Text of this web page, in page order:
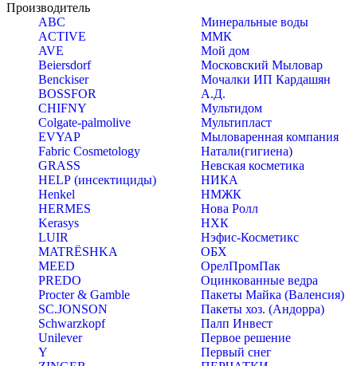
Производитель
ABC
ACTIVE
AVE
Beiersdorf
Benckiser
BOSSFOR
CHIFNY
Colgate-palmolive
EVYAP
Fabric Cosmetology
GRASS
HELP (инсектициды)
Henkel
HERMES
Kerasys
LUIR
MATRЁSHKA
MEED
PREDO
Procter & Gamble
SC.JONSON
Schwarzkopf
Unilever
Y
Минеральные воды
ММК
Мой дом
Московский Мыловар
Мочалки ИП Кардашян
А.Д.
Мультидом
Мультипласт
Мыловаренная компания
Натали(гигиена)
Невская косметика
НИКА
НМЖК
Нова Ролл
НХК
Нэфис-Косметикс
ОБХ
ОрелПромПак
Оцинкованные ведра
Пакеты Майка (Валенсия)
Пакеты хоз. (Андорра)
Палп Инвест
Первое решение
Первый снег